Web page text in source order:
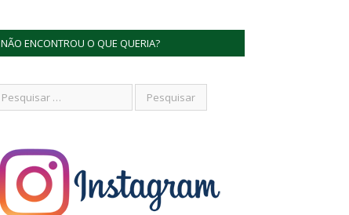
NÃO ENCONTROU O QUE QUERIA?